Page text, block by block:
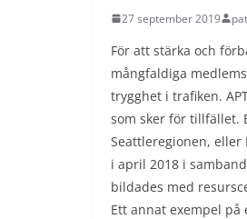
27 september 2019
För att stärka och
mångfaldiga
trygghet i trafiken.
som sker för tillfället.
Seattleregionen,
i april 2018 i
bildades med
Ett annat exempel